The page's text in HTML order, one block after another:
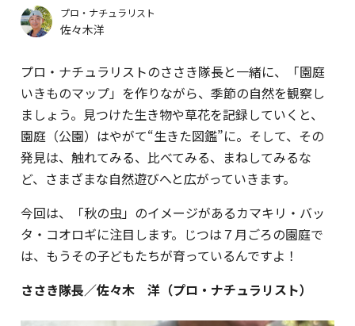
プロ・ナチュラリスト
佐々木洋
プロ・ナチュラリストのささき隊長と一緒に、「園庭
いきものマップ」を作りながら、季節の自然を観察し
ましょう。見つけた生き物や草花を記録していくと、
園庭（公園）はやがて“生きた図鑑”に。そして、その
発見は、触れてみる、比べてみる、まねしてみるな
ど、さまざまな自然遊びへと広がっていきます。
今回は、「秋の虫」のイメージがあるカマキリ・バッ
タ・コオロギに注目します。じつは７月ごろの園庭で
は、もうその子どもたちが育っているんですよ！
ささき隊長／佐々木 洋（プロ・ナチュラリスト）